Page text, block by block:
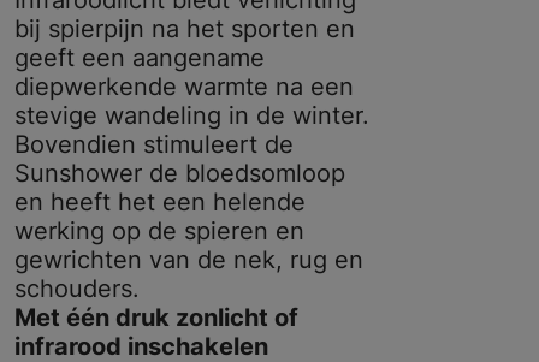
bij spierpijn na het sporten en
geeft een aangename
diepwerkende warmte na een
stevige wandeling in de winter.
Bovendien stimuleert de
Sunshower de bloedsomloop
en heeft het een helende
werking op de spieren en
gewrichten van de nek, rug en
schouders.
Met één druk zonlicht of
infrarood inschakelen